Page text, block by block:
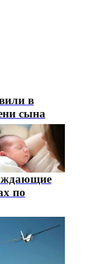
в
сына
по